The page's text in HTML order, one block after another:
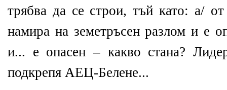
трябва да се строи, тъй като: а/
намира на земетръсен разлом и е
и... е опасен – какво стана?
подкрепя АЕЦ-Белене...